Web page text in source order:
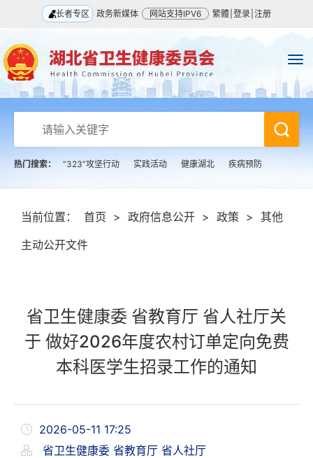
长者专区 政务新媒体 网站支持IPV6 繁體 登录 注册
热门搜索： “323”攻坚行动 实践活动 健康湖北 疾病预防
当前位置： 首页 > 政府信息公开 > 政策 > 其他
主动公开文件
省卫生健康委 省教育厅 省人社厅关
于 做好2026年度农村订单定向免费
本科医学生招录工作的通知
2026-05-11 17:25
省卫生健康委 省教育厅 省人社厅